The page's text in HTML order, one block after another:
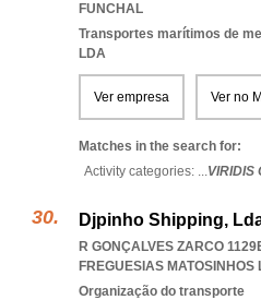
FUNCHAL
Transportes marítimos de
LDA
Ver empresa Ver no
Matches in the search for:
Activity categories: ...VIRIDIS
Djpinho Shipping,
R GONÇALVES ZARCO
FREGUESIAS
Organização do transporte